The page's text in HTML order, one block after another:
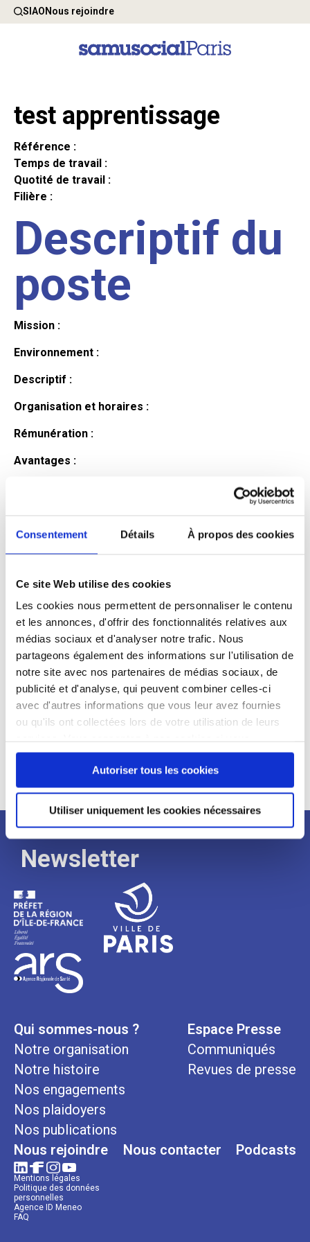
Consentement Détails À propos des cookies
Ce site Web utilise des cookies
Les cookies nous permettent de personnaliser le contenu
et les annonces, d'offrir des fonctionnalités relatives aux
médias sociaux et d'analyser notre trafic. Nous
partageons également des informations sur l'utilisation de
notre site avec nos partenaires de médias sociaux, de
publicité et d'analyse, qui peuvent combiner celles-ci
avec d'autres informations que vous leur avez fournies
ou qu'ils ont collectées lors de votre utilisation de leurs
continuez à utiliser notre site Web.
Autoriser tous les cookies
Utiliser uniquement les cookies nécessaires
SIAONous rejoindre
test apprentissage
Référence :
Temps de travail :
Quotité de travail :
Filière :
Descriptif du
poste
Mission :
Environnement :
Descriptif :
Organisation et horaires :
Rémunération :
Avantages :
candidat
Qualifications et diplômes :
Profil recherché :
Expérience :
Processus
de
recrutement
Newsletter
Qui sommes-nous ?
Notre organisation
Notre histoire
Nos engagements
Nos plaidoyers
Nos publications
Espace Presse
Communiqués
Revues de presse
Nous rejoindre Nous contacter Podcasts
Mentions légales
Politique des données
personnelles
Agence ID Meneo
FAQ